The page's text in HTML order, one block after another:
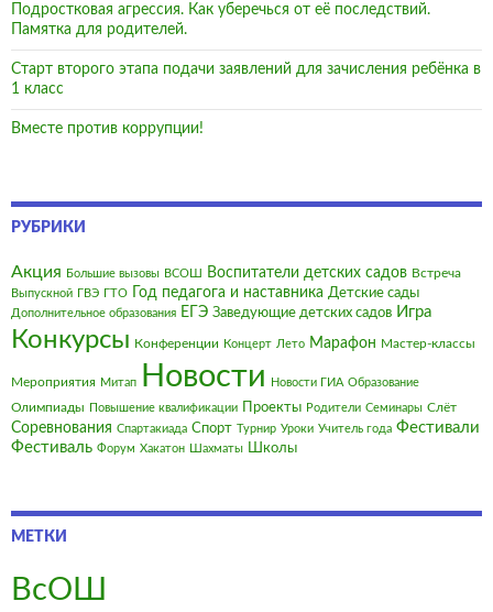
Подростковая агрессия. Как уберечься от её последствий.
Памятка для родителей.
Старт второго этапа подачи заявлений для зачисления ребёнка в
1 класс
Вместе против коррупции!
РУБРИКИ
Акция Большие вызовы ВСОШ Воспитатели детских садов Встреча
Выпускной ГВЭ ГТО Год педагога и наставника Детские сады
Дополнительное образования ЕГЭ Заведующие детских садов Игра
Конкурсы Конференции Концерт Лето Марафон Мастер-классы
Мероприятия Митап Новости Новости ГИА Образование
Олимпиады Повышение квалификации Проекты Родители Семинары Слёт
Соревнования Спартакиада Спорт Турнир Уроки Учитель года Фестивали
Фестиваль Форум Хакатон Шахматы Школы
МЕТКИ
ВсОШ